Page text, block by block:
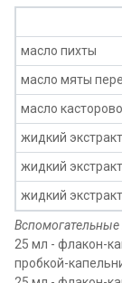
масло пихты
масло мяты
масло
жидкий
жидкий
жидкий
25 мл - флакон-
пробкой-